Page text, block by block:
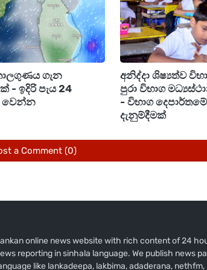
අත්තනගල්ල යන මහේස්ත්‍රාත්
මුදාහළ බවත් දිස්ත්‍රික් ප්‍රධානීවරයා
සමරකෝන් සහ ගම්පහ දිසාපති
ගම්පහ දිස්ත්‍රික් ප්‍රධානී උදය නාමල්ගම
විසින් මෙම වැටලීම් සිදු කොට ඇත.
ගැන
- ඉදිරි පැය 24
වෙන්න
අනිද්දා ශිෂ්‍යත්ව
පුරා විභාග
- විභාග
දැනුම්දීමක්
a Comment (0)
online news website with rich content of 24
reporting in sinhala language. We publish news
like lankadeepa, lakbima, adaderana, nethfm,